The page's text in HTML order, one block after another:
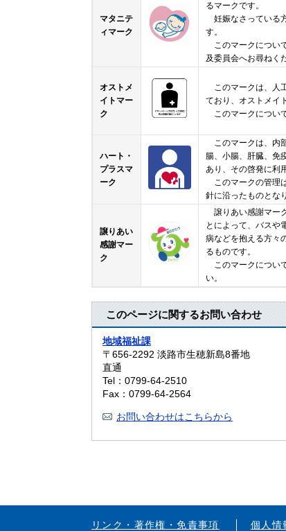
マタニテ
ィマーク
るマークです。
妊娠なさっている
す。
このマークについ
及委員会へお尋ねく
オストメ
イトマー
ク
このマークは、人
ており、オストメイ
このマークについ
ハート・
プラスマ
ーク
このマークは、内
腸、小腸、肝臓、免
あり、その啓発に利
このマークの管理
針に沿ったものとな
譲りあい
感謝マー
ク
譲りあい感謝マー
とによって、バスや
病などを抱える方々
るものです。
このマークについ
い。
このページに関するお問い合わせ
地域福祉課
〒656-2292 淡路市生穂新島8番地
直通
Tel：0799-64-2510
Fax：0799-64-2564
お問い合わせはこちらから
リンク・著作権・免責事項 個人情